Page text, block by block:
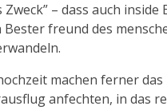
– dass auch
freund des
machen ferner
anfechten, in das